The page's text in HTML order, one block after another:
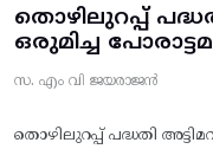
തൊഴിലുറപ്പ്
ഒരുമിച്ച
സ. എം വി ജയരാജൻ
തൊഴിലുറപ്പ് പദ്ധതി